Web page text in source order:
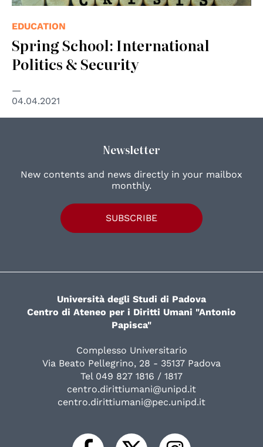
EDUCATION
Spring School: International
Politics & Security
04.04.2021
Newsletter
New contents and news directly in your mailbox
monthly.
SUBSCRIBE
Università degli Studi di Padova
Centro di Ateneo per i Diritti Umani "Antonio
Papisca"
Complesso Universitario
Via Beato Pellegrino, 28 - 35137 Padova
Tel 049 827 1816 / 1817
centro.dirittiumani@unipd.it
centro.dirittiumani@pec.unipd.it